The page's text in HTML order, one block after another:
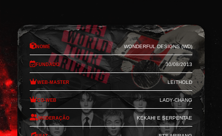
Nome Wonderful Designs (WD)
Fundado 30/08/2013
Web-Master Leithold
Co-Web Lady-Chang
Moderação Kekahi e Serpentae